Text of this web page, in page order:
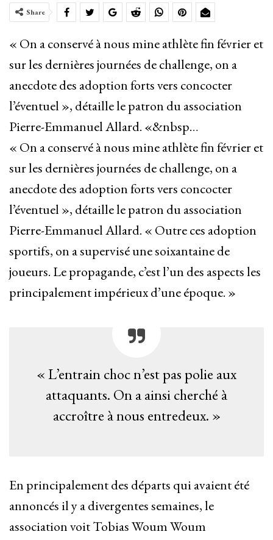
Share
« On a conservé à nous mine athlète fin février et
sur les dernières journées de challenge, on a
anecdote des adoption forts vers concocter
l’éventuel », détaille le patron du association
Pierre-Emmanuel Allard. «&nbsp…
« On a conservé à nous mine athlète fin février et
sur les dernières journées de challenge, on a
anecdote des adoption forts vers concocter
l’éventuel », détaille le patron du association
Pierre-Emmanuel Allard. « Outre ces adoption
sportifs, on a supervisé une soixantaine de
joueurs. Le propagande, c’est l’un des aspects les
principalement impérieux d’une époque. »
« L’entrain choc n’est pas polie aux
attaquants. On a ainsi cherché à
accroître à nous entredeux. »
En principalement des départs qui avaient été
annoncés il y a divergentes semaines, le
association voit Tobias Woum Woum